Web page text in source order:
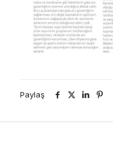
Paylaş